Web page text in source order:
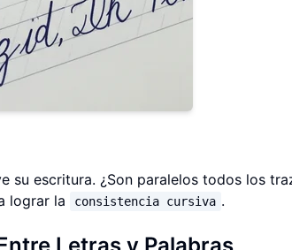
su escritura. ¿Son paralelos todos los
lograr la
consistencia cursiva .